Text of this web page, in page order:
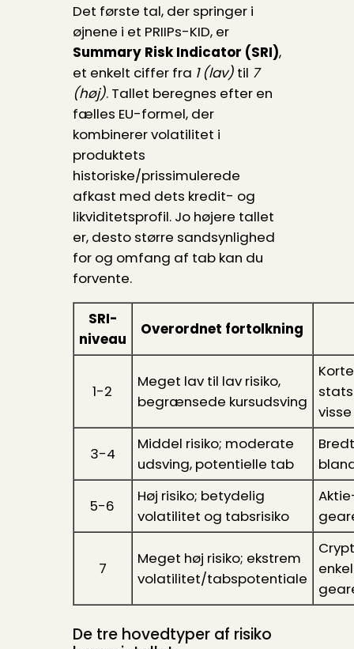
Det første tal, der springer i
øjnene i et PRIIPs-KID, er
Summary Risk Indicator (SRI),
et enkelt ciffer fra 1 (lav)til 7
(høj). Tallet beregnes efter en
fælles EU-formel, der
kombinerer volatilitet i
produktets
historiske/prissimulerede
afkast med dets kredit- og
likviditetsprofil. Jo højere tallet
er, desto større sandsynlighed
for og omfang af tab kan du
forvente.
SRI-
niveau
Overordnet fortolkning
1-2
Meget lav til lav risiko,
begrænsede kursudsving
Korte
visse
3-4
Middel risiko; moderate
udsving, potentielle tab
5-6
Høj risiko; betydelig
volatilitet og tabsrisiko
7
Meget høj risiko; ekstrem
volatilitet/tabspotentiale
De tre hovedtyper af risiko